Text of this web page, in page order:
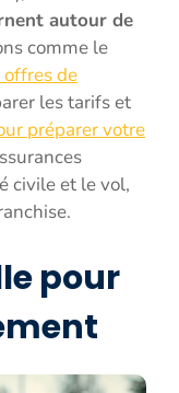
autour de
comme le
offres de
les tarifs et
préparer votre
civile et le vol,
pour